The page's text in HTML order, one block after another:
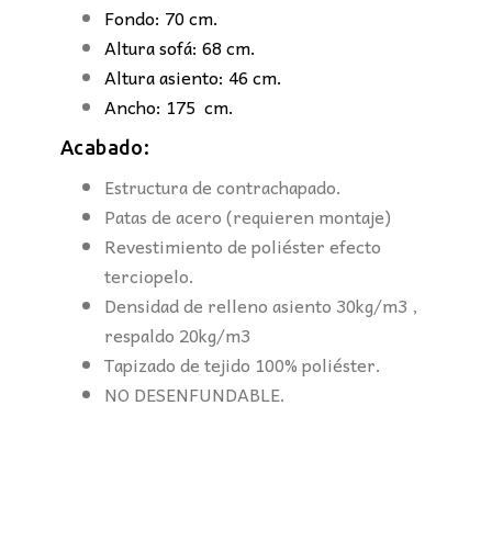
Fondo: 70 cm.
Altura sofá: 68 cm.
Altura asiento: 46 cm.
Ancho: 175 cm.
Acabado:
Estructura de contrachapado.
Patas de acero (requieren montaje)
Revestimiento de poliéster efecto
terciopelo.
Densidad de relleno asiento 30kg/m3 ,
respaldo 20kg/m3
Tapizado de tejido 100% poliéster.
NO DESENFUNDABLE.